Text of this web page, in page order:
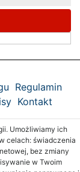
Regulamin
Kontakt
Umożliwiamy ich
celach: świadczenia
bez zmiany
w Twoim